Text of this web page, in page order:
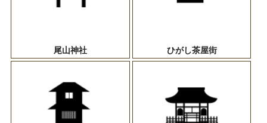
尾山神社 ひがし茶屋街